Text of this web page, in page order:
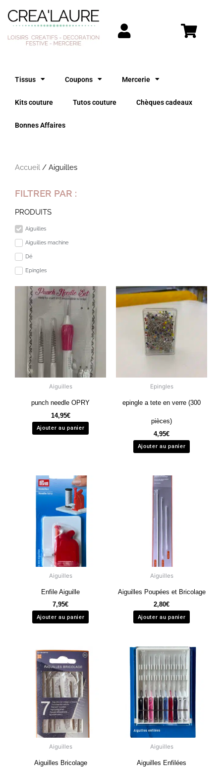
contenu
Tissus Coupons Mercerie
Kits couture Tutos couture Chèques cadeaux
Bonnes Affaires
Accueil / Aiguilles
FILTRER PAR :
PRODUITS
Aiguilles
Aiguilles machine
Dé
Epingles
Aiguilles
punch needle OPRY
14,95€
Ajouter au panier
Epingles
epingle a tete en verre (300
pièces)
4,95€
Ajouter au panier
Aiguilles
Enfile Aiguille
7,95€
Ajouter au panier
Aiguilles
Aiguilles Poupées et Bricolage
2,80€
Ajouter au panier
Aiguilles
Aiguilles Bricolage
Aiguilles
Aiguilles Enfilées